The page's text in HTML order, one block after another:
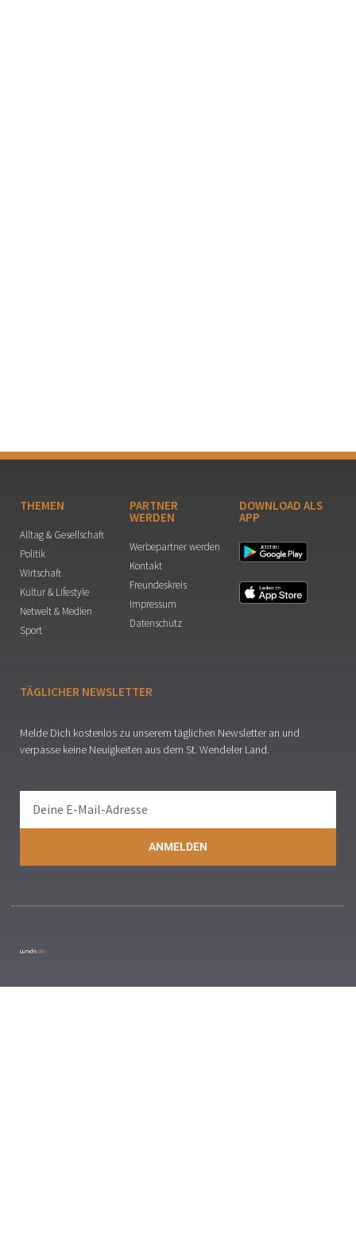
THEMEN
Alltag & Gesellschaft
Politik
Wirtschaft
Kultur & Lifestyle
Netwelt & Medien
Sport
PARTNER
WERDEN
Werbepartner werden
Kontakt
Freundeskreis
Impressum
Datenschutz
DOWNLOAD ALS
APP
TÄGLICHER NEWSLETTER
Melde Dich kostenlos zu unserem täglichen Newsletter an und
verpasse keine Neuigkeiten aus dem St. Wendeler Land.
ANMELDEN